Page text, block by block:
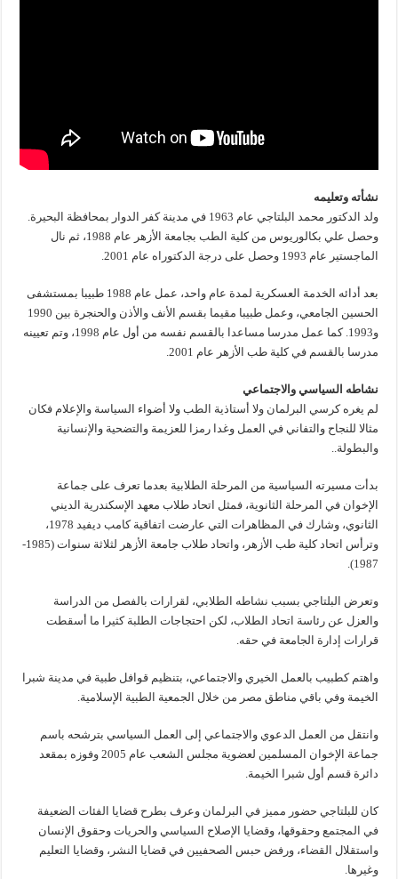
نشأته وتعليمه
ولد الدكتور محمد البلتاجي عام 1963 في مدينة كفر الدوار بمحافظة البحيرة.
وحصل علي بكالوريوس من كلية الطب بجامعة الأزهر عام 1988، ثم نال
الماجستير عام 1993 وحصل على درجة الدكتوراه عام 2001.
بعد أدائه الخدمة العسكرية لمدة عام واحد، عمل عام 1988 طبيبا بمستشفى
الحسين الجامعي، وعمل طبيبا مقيما بقسم الأنف والأذن والحنجرة بين 1990
و1993. كما عمل مدرسا مساعدا بالقسم نفسه من أول عام 1998، وتم تعيينه
مدرسا بالقسم في كلية طب الأزهر عام 2001.
نشاطه السياسي والاجتماعي
لم يغره كرسي البرلمان ولا أستاذية الطب ولا أضواء السياسة والإعلام فكان
مثالا للنجاح والتفاني في العمل وغدا رمزا للعزيمة والتضحية والإنسانية
والبطولة..
بدأت مسيرته السياسية من المرحلة الطلابية بعدما تعرف على جماعة
الإخوان في المرحلة الثانوية، فمثل اتحاد طلاب معهد الإسكندرية الديني
الثانوي، وشارك في المظاهرات التي عارضت اتفاقية كامب ديفيد 1978،
وترأس اتحاد كلية طب الأزهر، واتحاد طلاب جامعة الأزهر لثلاثة سنوات (1985-
1987).
وتعرض البلتاجي بسبب نشاطه الطلابي، لقرارات بالفصل من الدراسة
والعزل عن رئاسة اتحاد الطلاب، لكن احتجاجات الطلبة كثيرا ما أسقطت
قرارات إدارة الجامعة في حقه.
واهتم كطبيب بالعمل الخيري والاجتماعي، بتنظيم قوافل طبية في مدينة شبرا
الخيمة وفي باقي مناطق مصر من خلال الجمعية الطبية الإسلامية.
وانتقل من العمل الدعوي والاجتماعي إلى العمل السياسي بترشحه باسم
جماعة الإخوان المسلمين لعضوية مجلس الشعب عام 2005 وفوزه بمقعد
دائرة قسم أول شبرا الخيمة.
كان للبلتاجي حضور مميز في البرلمان وعرف بطرح قضايا الفئات الضعيفة
في المجتمع وحقوقها، وقضايا الإصلاح السياسي والحريات وحقوق الإنسان
واستقلال القضاء، ورفض حبس الصحفيين في قضايا النشر، وقضايا التعليم
وغيرها.